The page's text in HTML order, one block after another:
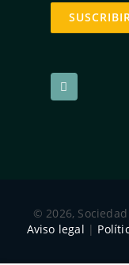
© 2026,
Aviso legal |